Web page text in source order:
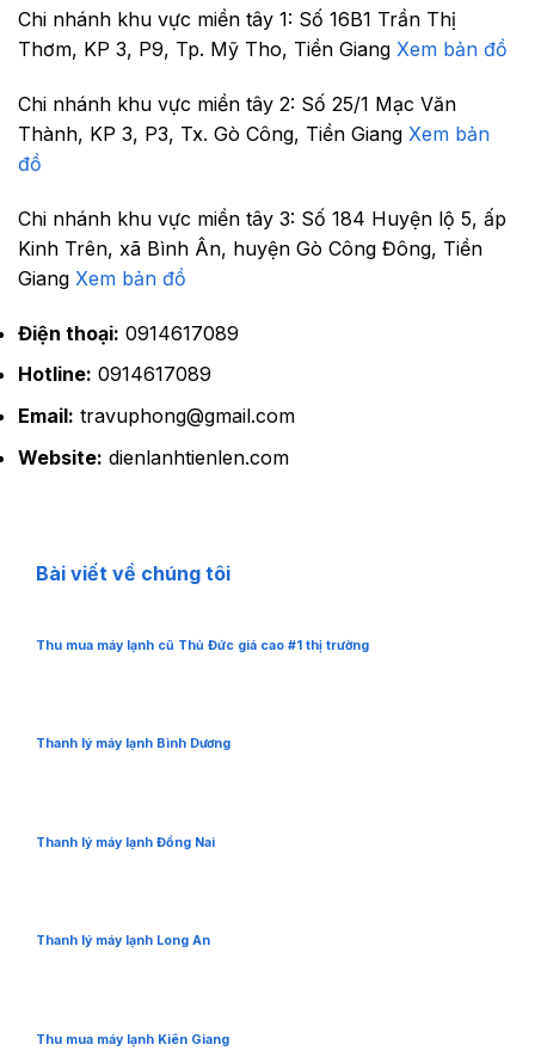
Chi nhánh khu vực miền tây 1: Số 16B1 Trần Thị
Thơm, KP 3, P9, Tp. Mỹ Tho, Tiền Giang Xem bản đồ
Chi nhánh khu vực miền tây 2: Số 25/1 Mạc Văn
Thành, KP 3, P3, Tx. Gò Công, Tiền Giang Xem bản
đồ
Chi nhánh khu vực miền tây 3: Số 184 Huyện lộ 5, ấp
Kinh Trên, xã Bình Ân, huyện Gò Công Đông, Tiền
Giang Xem bản đồ
Điện thoại: 0914617089
Hotline: 0914617089
Email: travuphong@gmail.com
Website: dienlanhtienlen.com
Bài viết về chúng tôi
Thu mua máy lạnh cũ Thủ Đức giá cao #1 thị trường
Thanh lý máy lạnh Bình Dương
Thanh lý máy lạnh Đồng Nai
Thanh lý máy lạnh Long An
Thu mua máy lạnh Kiên Giang